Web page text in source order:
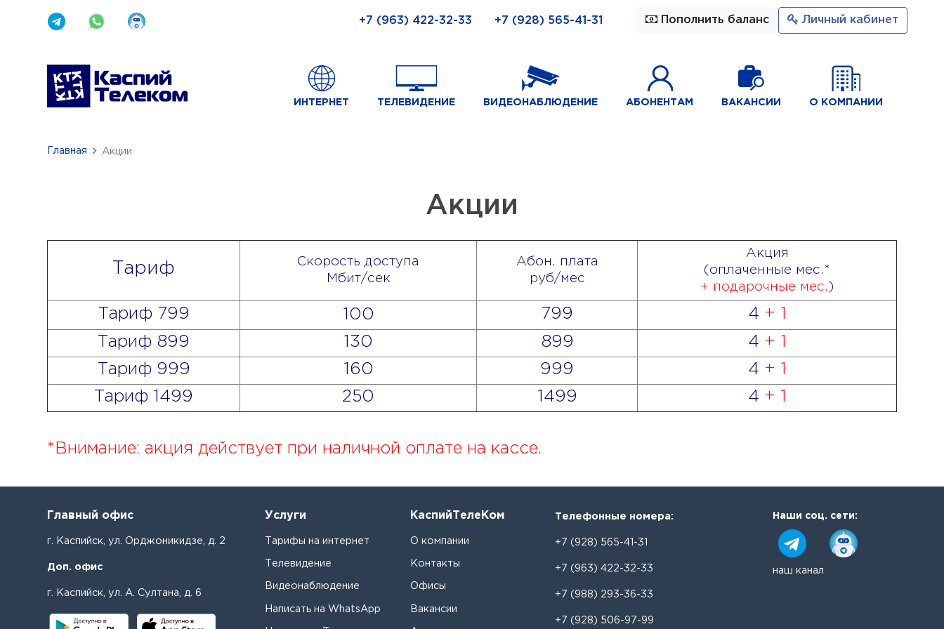
+7 (963) 422-32-33 +7 (928) 565-41-31 Пополнить баланс Личный кабинет
ИНТЕРНЕТ ТЕЛЕВИДЕНИЕ ВИДЕОНАБЛЮДЕНИЕ АБОНЕНТАМ ВАКАНСИИ О КОМПАНИИ
Главная Акции
Акции
Тариф
Скорость доступа
Мбит/сек
Абон. плата
руб/мес
Акция
(оплаченные мес.*
+ подарочные мес. )
Тариф 799 100 799 4 + 1
Тариф 899
130 899 4 + 1
Тариф 999
160 999 4 + 1
Тариф 1499
250 1499 4 + 1
*Внимание: акция действует при наличной оплате на кассе.
Главный офис
г. Каспийск, ул. Орджоникидзе, д. 2
Доп. офис
г. Каспийск, ул. А. Султана, д. 6
Услуги
Тарифы на интернет
Телевидение
Видеонаблюдение
Написать на WhatsApp
КаспийТелеКом
О компании
Контакты
Офисы
Вакансии
Телефонные номера:
+7 (928) 565-41-31
+7 (963) 422-32-33
+7 (988) 293-36-33
+7 (928) 506-97-99
Наши соц. сети:
наш канал